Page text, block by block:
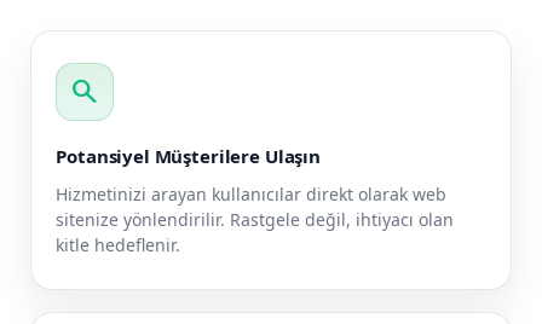
search
Potansiyel Müşterilere Ulaşın
Hizmetinizi arayan kullanıcılar direkt olarak web
sitenize yönlendirilir. Rastgele değil, ihtiyacı olan
kitle hedeflenir.